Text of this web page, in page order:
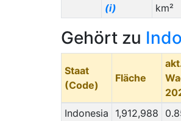
(i)
km²
Gehört zu
Staat
(Code)
Fläche
Indonesia
1,912,988